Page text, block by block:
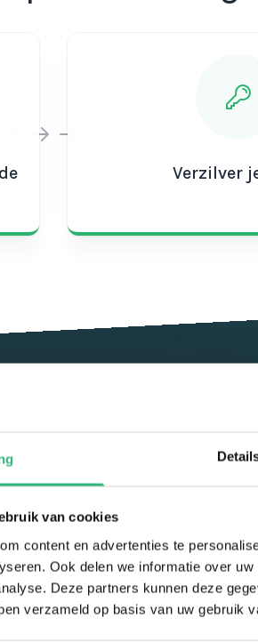
van cookies
content en advertenties te
Ook delen we informatie over
Deze partners kunnen deze
verzameld op basis van uw gebruik
Verzilver
ons